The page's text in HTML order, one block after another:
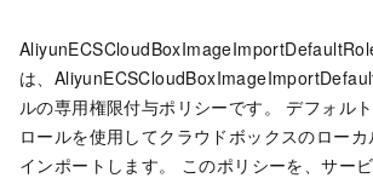
は、
ルの専用権限付与ポリシーです。 デフォル
ロールを使用してクラウドボックスのロー
インポートします。 このポリシーを、サー